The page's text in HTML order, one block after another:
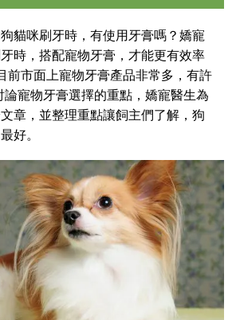
貓咪刷牙時，有使用牙膏嗎？嬌寵
時，搭配寵物牙膏，才能更有效率
前市面上寵物牙膏產品非常多，有許
寵物牙膏選擇的重點，嬌寵醫生為
章，並整理重點讓飼主們了解，狗
好。